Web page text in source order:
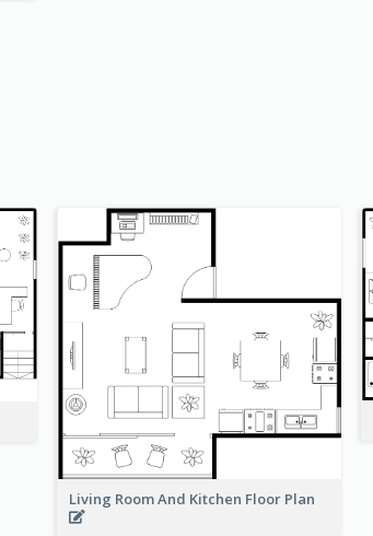
Living Room And Kitchen Floor Plan